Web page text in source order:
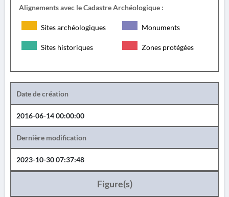
Alignements avec le Cadastre Archéologique :
Sites archéologiques Monuments
Sites historiques Zones protégées
Date de création
2016-06-14 00:00:00
Dernière modification
2023-10-30 07:37:48
Figure(s)